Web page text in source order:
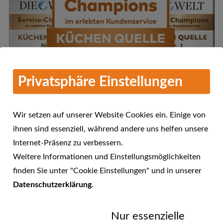
Mehr Informationen
KÜCHEN QUELLE - Service-
Champions 2016 im erlebten
Privatsphäre Einstellungen
Wir setzen auf unserer Website Cookies ein. Einige von
ihnen sind essenziell, während andere uns helfen unsere
Internet-Präsenz zu verbessern.
Weitere Informationen und Einstellungsmöglichkeiten
finden Sie unter "Cookie Einstellungen" und in unserer
Datenschutzerklärung.
Nur essenzielle